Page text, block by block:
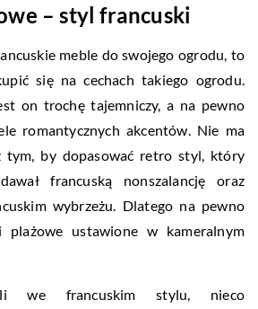
– styl francuski
meble do swojego ogrodu, to
się na cechach takiego ogrodu.
on trochę tajemniczy, a na pewno
romantycznych akcentów. Nie ma
tym, by dopasować retro styl, który
francuską nonszalancję oraz
wybrzeżu. Dlatego na pewno
plażowe ustawione w kameralnym
we francuskim stylu, nieco